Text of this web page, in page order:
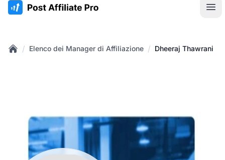
:site.title
/ Elenco dei Manager di Affiliazione / Dheeraj Thawrani